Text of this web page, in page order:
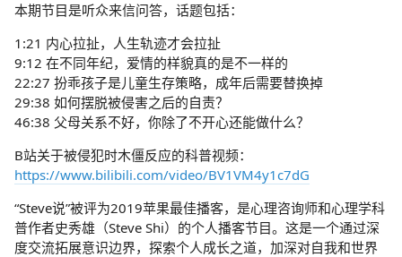
本期节目是听众来信问答，话题包括：
1:21 内心拉扯，人生轨迹才会拉扯
9:12 在不同年纪，爱情的样貌真的是不一样的
22:27 扮乖孩子是儿童生存策略，成年后需要替换掉
29:38 如何摆脱被侵害之后的自责？
46:38 父母关系不好，你除了不开心还能做什么？
B站关于被侵犯时木僵反应的科普视频：
https://www.bilibili.com/video/BV1VM4y1c7dG
“Steve说”被评为2019苹果最佳播客，是心理咨询师和心理学科
普作者史秀雄（Steve Shi）的个人播客节目。这是一个通过深
度交流拓展意识边界，探索个人成长之道，加深对自我和世界